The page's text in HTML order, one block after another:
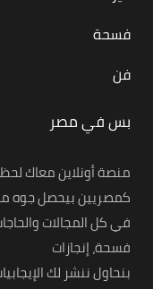
فسحة
فن
بس في مصر
منصة أونلاين معاك
كمصريين بيحصل جوه
في كل المجالات
فسحة، إنجازات
بنحاول ننشر لك